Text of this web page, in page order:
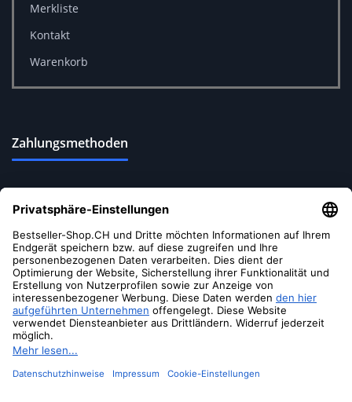
Merkliste
Kontakt
Warenkorb
Zahlungsmethoden
Versandoptionen
Soziale Medien